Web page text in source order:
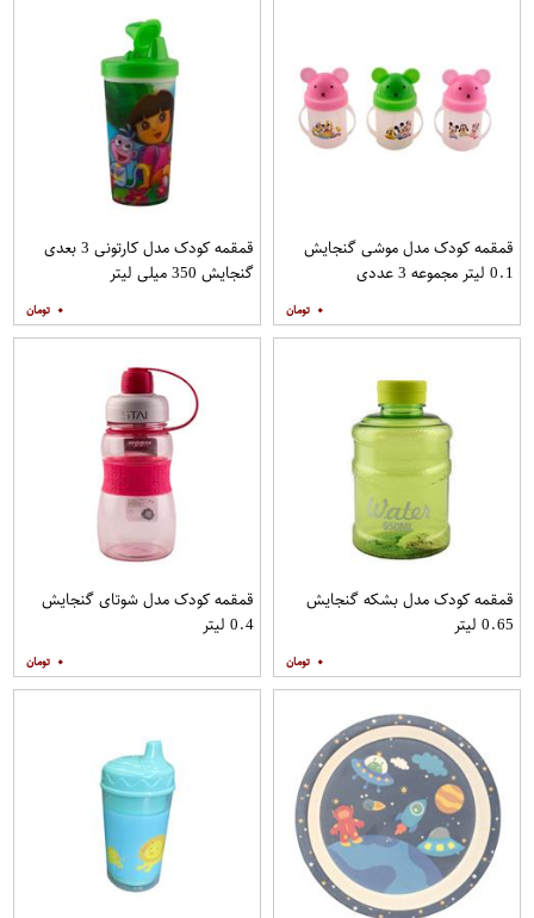
قمقمه کودک مدل موشی گنجایش
0.1 لیتر مجموعه 3 عددی
۰
قمقمه کودک مدل کارتونی 3 بعدی
گنجایش 350 میلی لیتر
۰
قمقمه کودک مدل بشکه گنجایش
0.65 لیتر
۰
قمقمه کودک مدل شوتای گنجایش
0.4 لیتر
۰